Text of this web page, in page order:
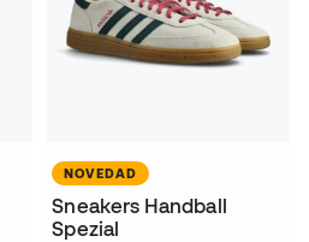
NOVEDAD
Sneakers Handball
Spezial